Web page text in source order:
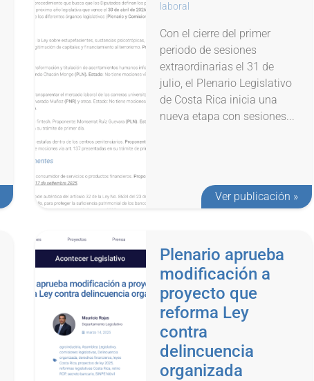
laboral
Con el cierre del primer
periodo de sesiones
extraordinarias el 31 de
julio, el Plenario Legislativo
de Costa Rica inicia una
nueva etapa con sesiones...
Ver publicación »
Plenario aprueba
modificación a
proyecto que
reforma Ley
contra
delincuencia
organizada